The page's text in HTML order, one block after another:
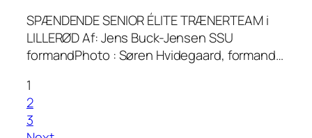
SPÆNDENDE SENIOR ÉLITE TRÆNERTEAM i
LILLERØD Af: Jens Buck-Jensen SSU
formandPhoto : Søren Hvidegaard, formand…
1
2
3